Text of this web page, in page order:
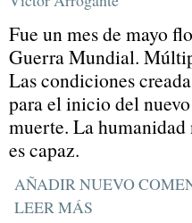
Fue un mes de mayo
Guerra Mundial.
Las condiciones
para el inicio del
muerte. La humanidad
es capaz.
AÑADIR NUEVO
LEER MÁS